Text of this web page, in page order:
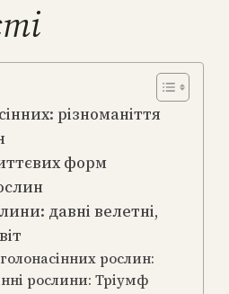
різноманіття
форм
давні велетні,
рослин:
рослини: Тріумф